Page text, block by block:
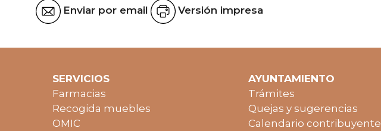
Enviar por email Versión impresa
SERVICIOS
Farmacias
Recogida muebles
OMIC
AYUNTAMIENTO
Trámites
Quejas y sugerencias
Calendario contribuyente